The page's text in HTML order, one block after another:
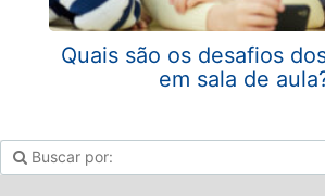
Quais são os desafios
em sala de